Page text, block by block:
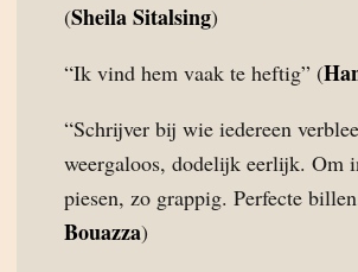
(Sheila Sitalsing)
“Ik vind hem vaak te heftig” (
“Schrijver bij wie iedereen
weergaloos, dodelijk eerlijk. Om
piesen, zo grappig. Perfecte
Bouazza)